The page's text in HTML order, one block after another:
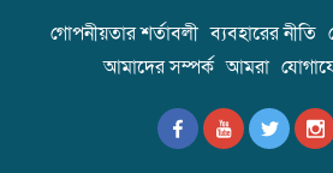
গোপনীয়তার শর্তাবলী ব্যবহারের নীতি
আমাদের সম্পর্ক আমরা